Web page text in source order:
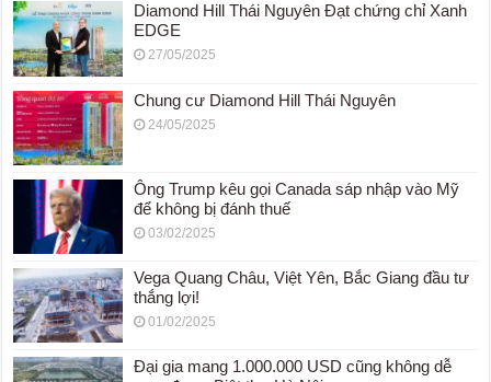
Diamond Hill Thái Nguyên Đạt chứng chỉ Xanh
EDGE
27/05/2025
Chung cư Diamond Hill Thái Nguyên
24/05/2025
Ông Trump kêu gọi Canada sáp nhập vào Mỹ
để không bị đánh thuế
03/02/2025
Vega Quang Châu, Việt Yên, Bắc Giang đầu tư
thắng lợi!
01/02/2025
Đại gia mang 1.000.000 USD cũng không dễ